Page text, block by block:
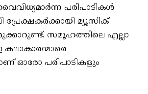
പരിപാടികൾ
പ്രേക്ഷകർക്കായി മ്യൂസിക്
സമൂഹത്തിലെ എല്ലാ
ഓരോ പരിപാടികളും